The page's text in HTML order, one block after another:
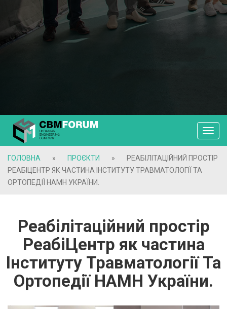
ГОЛОВНА
» ПРОЄКТИ »
РЕАБІЛІТАЦІЙНИЙ ПРОСТІР
РЕАБІЦЕНТР ЯК ЧАСТИНА ІНСТИТУТУ ТРАВМАТОЛОГІЇ ТА
ОРТОПЕДІЇ НАМН УКРАЇНИ.
Реабілітаційний простір
РеабіЦентр як частина
Інституту Травматології Та
Ортопедії НАМН України.